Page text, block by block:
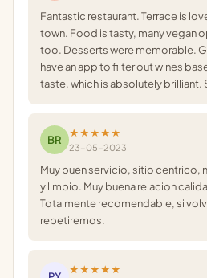
Fantastic restaurant. Terrace is
town. Food is tasty, many vegan
too. Desserts were memorable.
have an app to filter out wines
taste, which is absolutely brilliant.
BR
★★★★★
23-05-2023
Muy buen servicio, sitio centrico,
y limpio. Muy buena relacion
Totalmente recomendable, si
repetiremos.
★★★★★